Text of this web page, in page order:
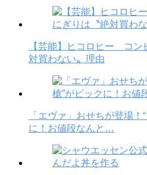
【芸能】ヒコロヒー コン
対買わない〟理由
「エヴァ」おせちが登場！
に！お値段なんと…